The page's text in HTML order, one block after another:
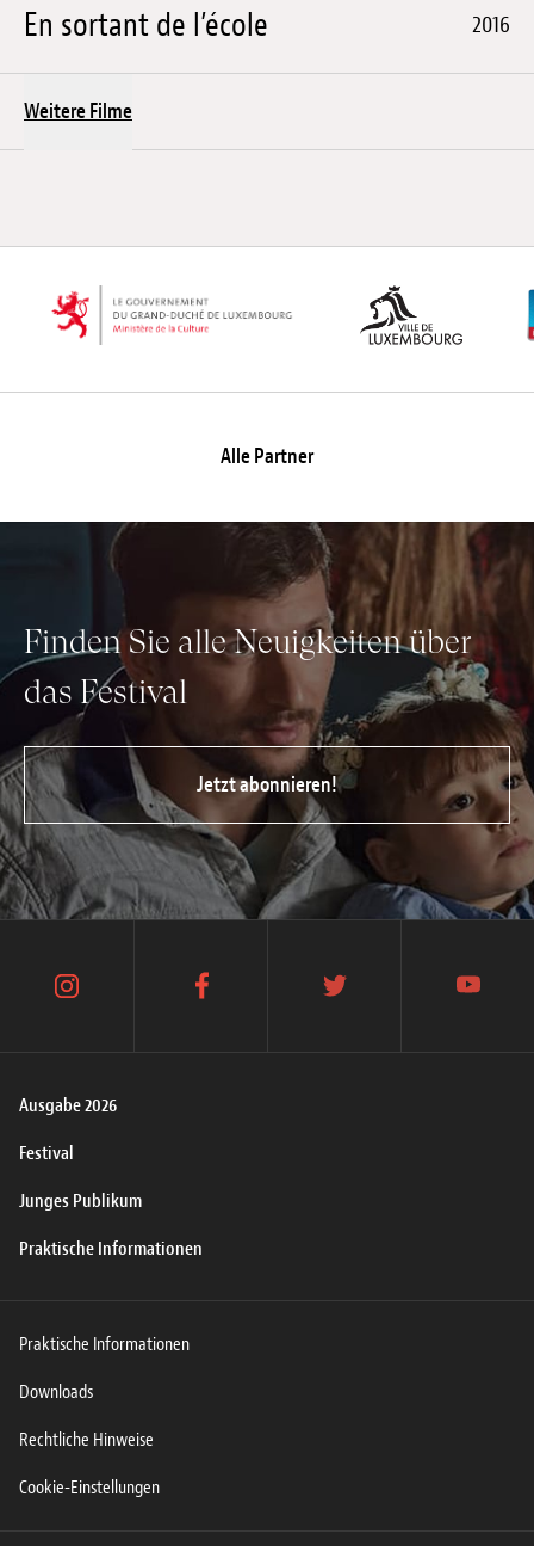
En sortant de l’école 2016
Weitere Filme
Alle Partner
Finden Sie alle Neuigkeiten über
das Festival
Jetzt abonnieren!
Ausgabe 2026
Festival
Junges Publikum
Praktische Informationen
instagram facebook twitter youtube
Praktische Informationen
Downloads
Rechtliche Hinweise
Cookie-Einstellungen